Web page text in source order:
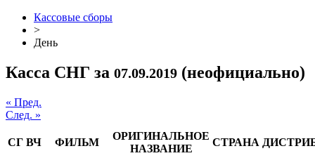
Кассовые сборы
>
День
Касса СНГ за 07.09.2019 (неофициально)
« Пред.
След. »
СГ ВЧ ФИЛЬМ
ОРИГИНАЛЬНОЕ
НАЗВАНИЕ
СТРАНА